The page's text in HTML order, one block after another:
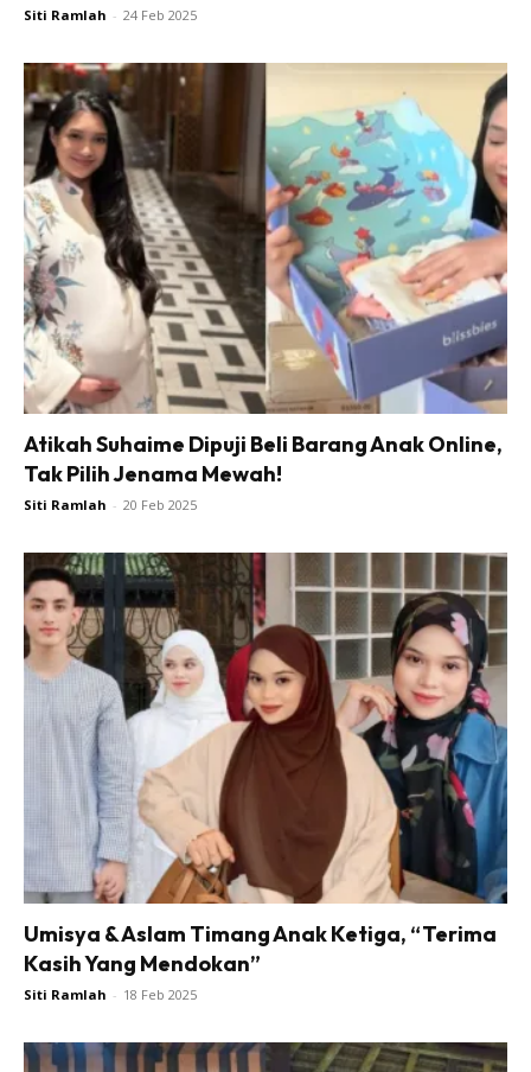
Siti Ramlah - 24 Feb 2025
Atikah Suhaime Dipuji Beli Barang Anak Online,
Tak Pilih Jenama Mewah!
Siti Ramlah - 20 Feb 2025
Umisya & Aslam Timang Anak Ketiga, “Terima
Kasih Yang Mendokan”
Siti Ramlah - 18 Feb 2025